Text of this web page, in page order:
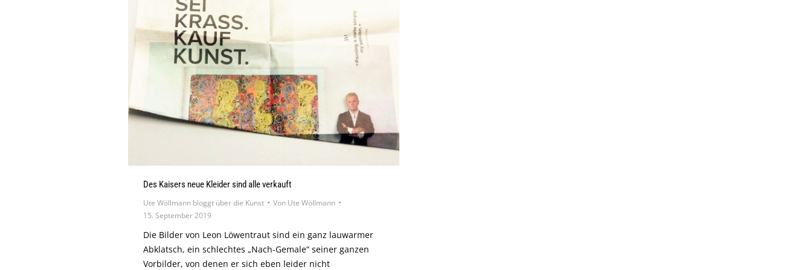
Des Kaisers neue Kleider sind alle verkauft
Ute Wöllmann bloggt über die Kunst Von Ute Wöllmann
15. September 2019
Die Bilder von Leon Löwentraut sind ein ganz lauwarmer
Abklatsch, ein schlechtes „Nach-Gemale“ seiner ganzen
Vorbilder, von denen er sich eben leider nicht